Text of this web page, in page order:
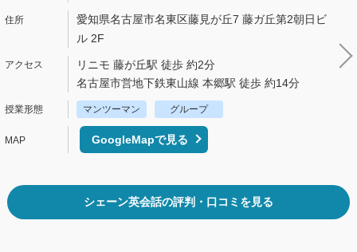
愛知県名古屋市名東区藤見が丘7 藤ガ丘第2朝日ビ
ル 2F
リニモ 藤が丘駅 徒歩 約2分
名古屋市営地下鉄東山線 本郷駅 徒歩 約14分
マンツーマン グループ
GoogleMapで見る
シェーン英会話の評判・口コミを見る